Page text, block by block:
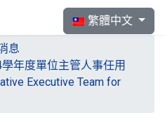
選擇你的語言
繁體中文
息
學年度單位主管人事任用
Executive Team for